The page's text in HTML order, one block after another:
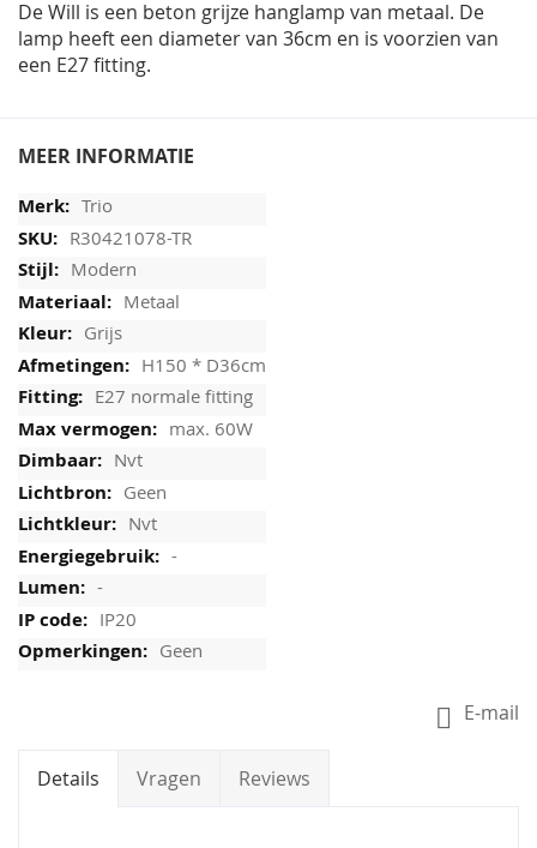
De Will is een beton grijze hanglamp van metaal. De
lamp heeft een diameter van 36cm en is voorzien van
een E27 fitting.
MEER INFORMATIE
Trio
R30421078-TR
Modern
Metaal
Grijs
H150 * D36cm
E27 normale fitting
max. 60W
Nvt
Geen
Nvt
-
-
IP20
Geen
E-mail
Details Vragen Reviews